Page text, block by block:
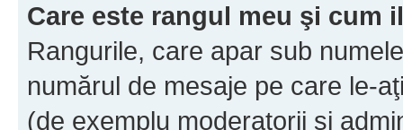
Care este rangul meu şi cum
Rangurile, care apar sub
numărul de mesaje pe care le-
(de exemplu moderatorii şi